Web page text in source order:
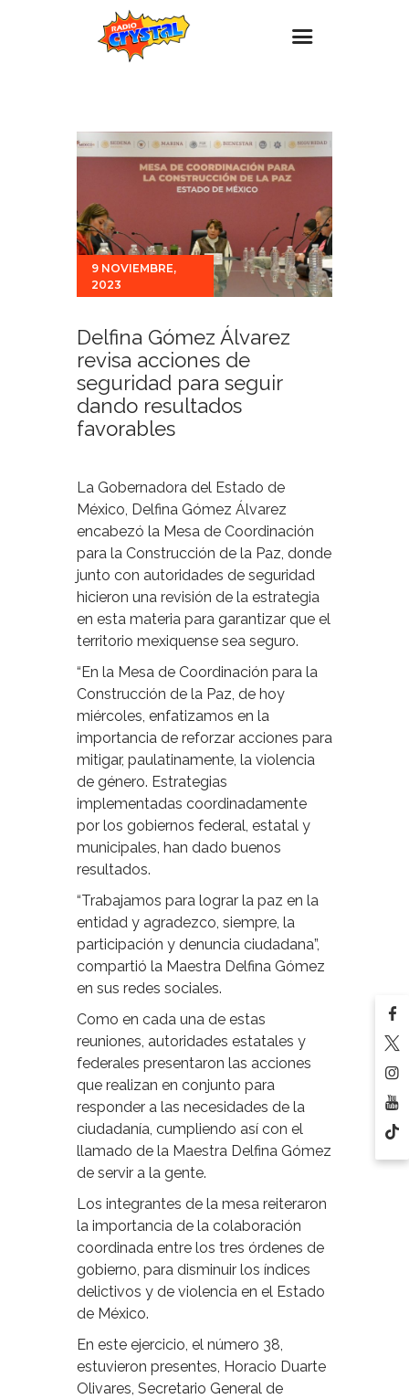
Estaciones
Promociones
Noticias
Para ti
Contacto
9 NOVIEMBRE,
2023
Delfina Gómez Álvarez
revisa acciones de
seguridad para seguir
dando resultados
favorables
La Gobernadora del Estado de
México, Delfina Gómez Álvarez
encabezó la Mesa de Coordinación
para la Construcción de la Paz, donde
junto con autoridades de seguridad
hicieron una revisión de la estrategia
en esta materia para garantizar que el
territorio mexiquense sea seguro.
“En la Mesa de Coordinación para la
Construcción de la Paz, de hoy
miércoles, enfatizamos en la
importancia de reforzar acciones para
mitigar, paulatinamente, la violencia
de género. Estrategias
implementadas coordinadamente
por los gobiernos federal, estatal y
municipales, han dado buenos
resultados.
“Trabajamos para lograr la paz en la
entidad y agradezco, siempre, la
participación y denuncia ciudadana”,
compartió la Maestra Delfina Gómez
en sus redes sociales.
Como en cada una de estas
reuniones, autoridades estatales y
federales presentaron las acciones
que realizan en conjunto para
responder a las necesidades de la
ciudadanía, cumpliendo así con el
llamado de la Maestra Delfina Gómez
de servir a la gente.
Los integrantes de la mesa reiteraron
la importancia de la colaboración
coordinada entre los tres órdenes de
gobierno, para disminuir los índices
delictivos y de violencia en el Estado
de México.
En este ejercicio, el número 38,
estuvieron presentes, Horacio Duarte
Olivares, Secretario General de